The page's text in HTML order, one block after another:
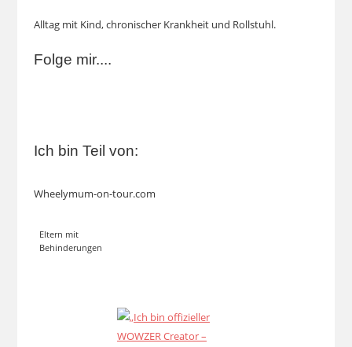
Alltag mit Kind, chronischer Krankheit und Rollstuhl.
Folge mir....
Ich bin Teil von:
Wheelymum-on-tour.com
Eltern mit
Behinderungen